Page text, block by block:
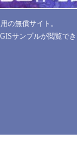
の無償サイト。
サンプルが閲覧でき